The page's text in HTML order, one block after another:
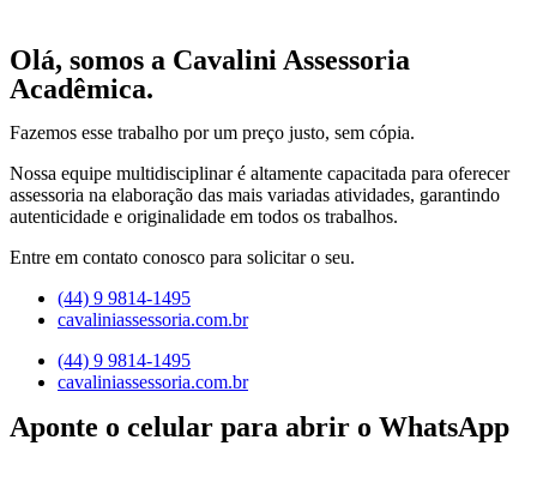
Olá, somos a Cavalini Assessoria
Acadêmica.
Fazemos esse trabalho por um preço justo, sem cópia.
Nossa equipe multidisciplinar é altamente capacitada para oferecer
assessoria na elaboração das mais variadas atividades, garantindo
autenticidade e originalidade em todos os trabalhos.
Entre em contato conosco para solicitar o seu.
(44) 9 9814-1495
cavaliniassessoria.com.br
(44) 9 9814-1495
cavaliniassessoria.com.br
Aponte o celular para abrir o WhatsApp